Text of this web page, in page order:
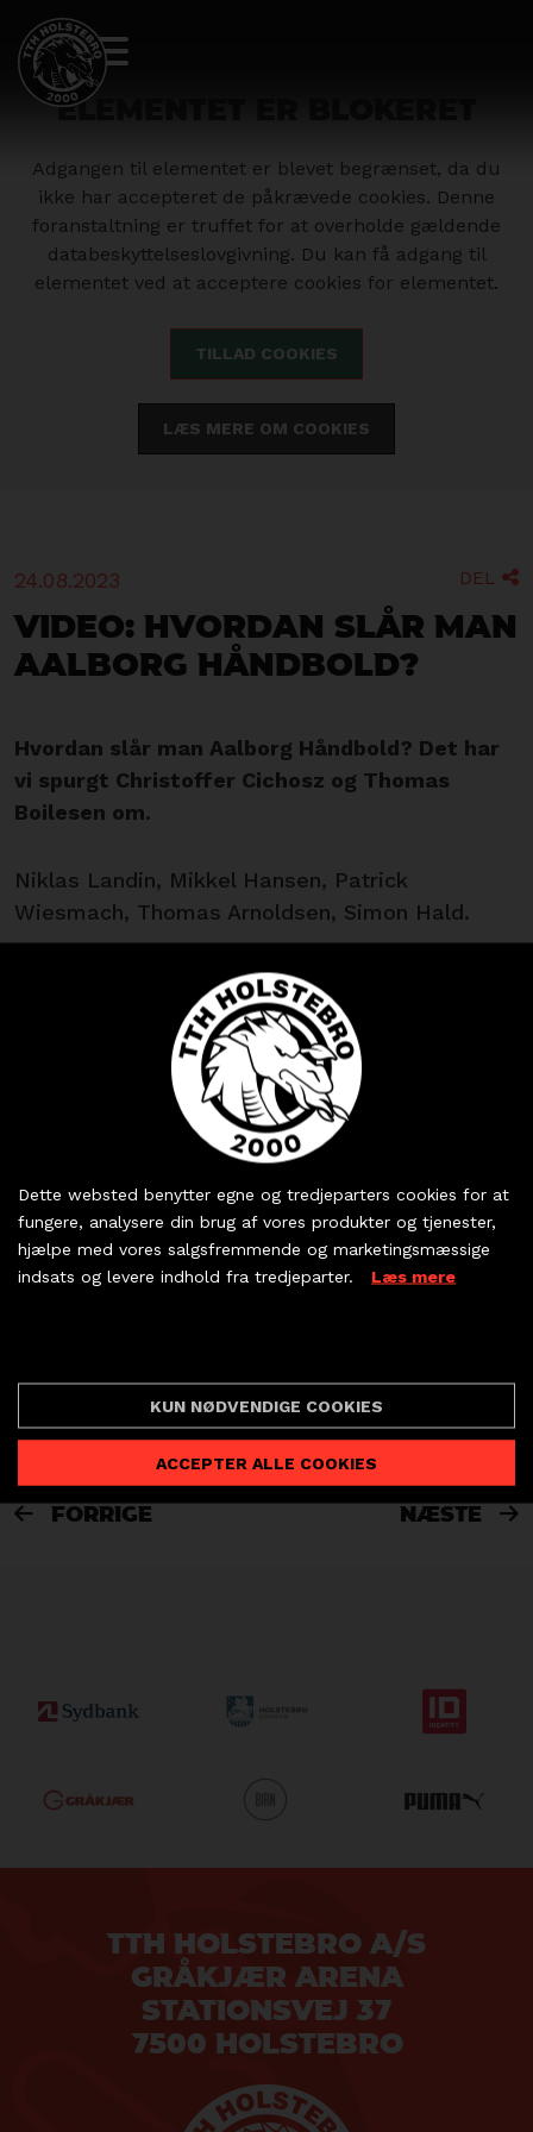
Køb dine billetter og
dine partnerbilletter
KØB BILLET
Elementet er blokeret
Adgangen til elementet er blevet begrænset, da du
ikke har accepteret de påkrævede cookies. Denne
foranstaltning er truffet for at overholde gældende
databeskyttelseslovgivning. Du kan få adgang til
elementet ved at acceptere cookies for elementet.
TILLAD COOKIES
LÆS MERE OM COOKIES
24.08.2023 DEL 
Video: Hvordan slår man
Aalborg Håndbold?
Hvordan slår man Aalborg Håndbold? Det har
vi spurgt Christoffer Cichosz og Thomas
Boilesen om.
Niklas Landin, Mikkel Hansen, Patrick
Wiesmach, Thomas Arnoldsen, Simon Hald.
holdkortet, når Aalborg Håndbold gæster
Gråkjær Arena på søndag.
Men hvordan slår man sådan et stjernespækket
hold? Det har vi spurgt Christoffer Cichosz og
Thomas Boilesen om.
Du kan stadig nå at købe billet til kampen ved
at klikke her.
 FORRIGE NÆSTE 
TTH HOLSTEBRO A/S
GRÅKJÆR ARENA
STATIONSVEJ 37
7500 HOLSTEBRO
Dette websted benytter egne og tredjeparters cookies for at
fungere, analysere din brug af vores produkter og tjenester,
hjælpe med vores salgsfremmende og marketingsmæssige
indsats og levere indhold fra tredjeparter. Læs mere
KUN NØDVENDIGE COOKIES
ACCEPTER ALLE COOKIES
Kunne en TTH
spillertrøje friste?
Email